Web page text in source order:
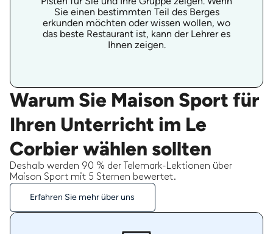
Sie einen bestimmten Teil des Berges
erkunden möchten oder wissen wollen, wo
das beste Restaurant ist, kann der Lehrer es
Ihnen zeigen.
Warum Sie Maison Sport für
Ihren Unterricht im Le
Corbier wählen sollten
Deshalb werden 90 % der Telemark-Lektionen über
Maison Sport mit 5 Sternen bewertet.
Erfahren Sie mehr über uns